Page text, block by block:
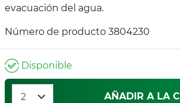
evacuación del agua.
Número de producto 3804230
Disponible
AÑADIR A LA